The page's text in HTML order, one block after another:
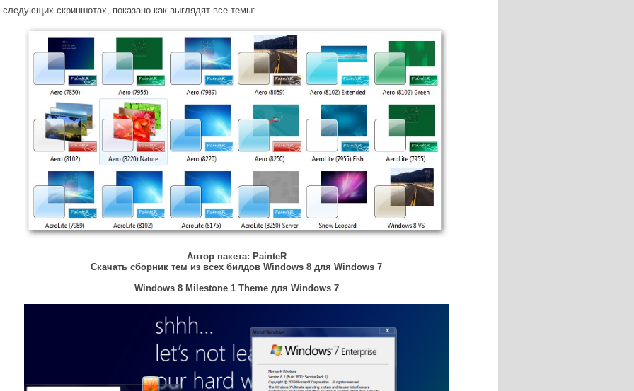
скриншотах, показано как выглядят все темы:
Автор пакета: PainteR
Скачать сборник тем из всех билдов Windows 8 для Windows 7
Windows 8 Milestone 1 Theme для Windows 7